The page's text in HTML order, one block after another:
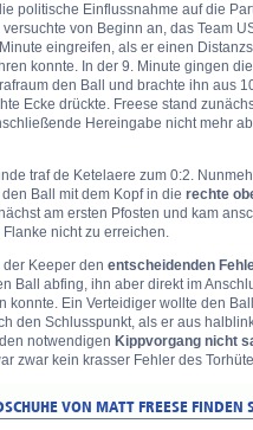
politische Einflussnahme auf die
von Beginn an, das Team
eingreifen, als er einen
konnte. In der 9. Minute gingen
den Ball und brachte ihn aus
Ecke drückte. Freese stand
Hereingabe nicht mehr
traf de Ketelaere zum 0:2.
Ball mit dem Kopf in die rechte
am ersten Pfosten und kam
nicht zu erreichen.
Keeper den entscheidenden
Ball abfing, ihn aber direkt im
konnte. Ein Verteidiger wollte den
den Schlusspunkt, als er aus
notwendigen Kippvorgang nicht
zwar kein krasser Fehler des